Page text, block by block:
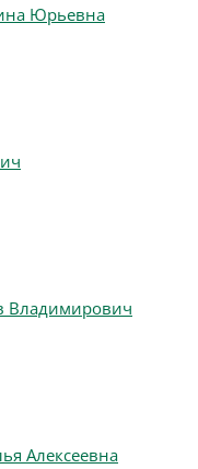
Юрьевна
Владимирович
Алексеевна